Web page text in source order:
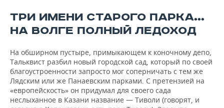
ОПК
УСЛУГИ
МЕДИА
ТЕЛЕКОММУНИКАЦИИ
ВЫЕЗДНАЯ РЕДАКЦИЯ
БИЗНЕС-БРАНЧИ
ONLINE-КОНФЕРЕНЦИИ
ОТКРЫТАЯ ЛЕКЦИЯ
НОВОСТИ СПОРТА
ФУТБОЛ
ХОККЕЙ
БАСКЕТБОЛ
ОБЩЕСТВО
НОВОСТИ ОБЩЕСТВА
ВЛАСТЬ
ИНФРАСТРУКТУРА
ФОТОГАЛЕРЕЯ
СЮЖЕТЫ
СПРАВОЧНИК
ТРИ ИМЕНИ СТАРОГО ПАРКА…
НА ВОЛГЕ ПОЛНЫЙ ЛЕДОХОД
На обширном пустыре, примыкающем к коночному депо,
Тальквист разбил новый городской сад, который по своей
благоустроенности запросто мог соперничать с тем же
Лядским или же Панаевским парками. С претензией на
«европейскость» он придумал для своего сада
неслыханное в Казани название — Тиволи (говорят, и